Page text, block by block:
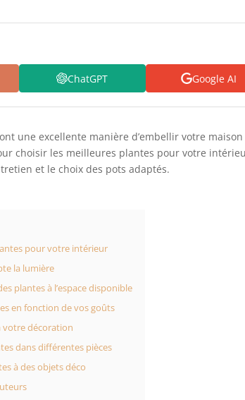
ChatGPT Google AI
une excellente manière d’embellir votre
choisir les meilleures plantes pour votre
et le choix des pots adaptés.
pour votre intérieur
la lumière
plantes à l’espace disponible
en fonction de vos goûts
votre décoration
dans différentes pièces
à des objets déco